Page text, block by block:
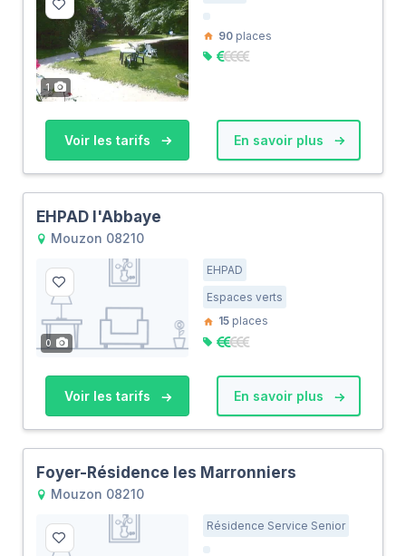
1
90 places
Voir les tarifs En savoir plus
EHPAD l'Abbaye
Mouzon 08210
0
EHPAD
Espaces verts
15 places
Voir les tarifs En savoir plus
Foyer-Résidence les Marronniers
Mouzon 08210
Résidence Service Senior